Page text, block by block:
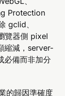
Protection
gclid、
覽器側 pixel
縮減，server-
必備而非加分
的歸因準確度